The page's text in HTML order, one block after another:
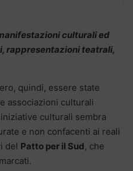
culturali ed
rappresentazioni teatrali,
quindi, essere state
associazioni culturali
culturali sembra
e non confacenti ai reali
del Patto per il Sud, che